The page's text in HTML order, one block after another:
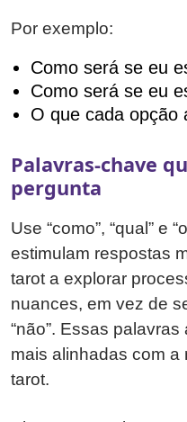
Por exemplo:
Como será se eu
Como será se eu
O que cada opção
Palavras-chave
pergunta
Use “como”, “qual” e
estimulam respostas
tarot a explorar
nuances, em vez de
“não”. Essas
mais alinhadas com a
tarot.